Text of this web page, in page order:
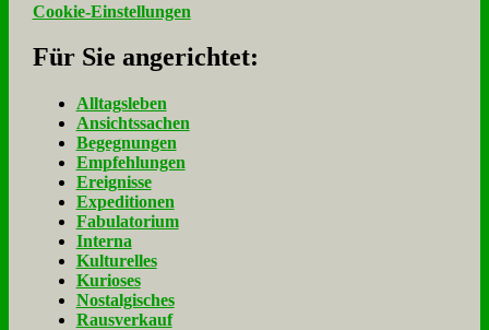
Cookie-Einstellungen
Für Sie an­ge­rich­tet:
Alltagsleben
Ansichtssachen
Begegnungen
Empfehlungen
Ereignisse
Expeditionen
Fabulatorium
Interna
Kulturelles
Kurioses
Nostalgisches
Rausverkauf